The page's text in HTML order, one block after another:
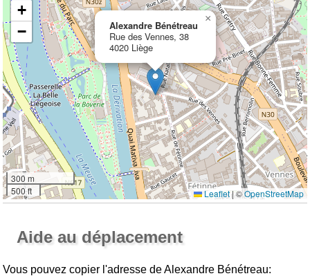
Alexandre Bénétreau
Rue des Vennes, 38
4020 Liège
×
+
−
300 m
500 ft
Leaflet|©OpenStreetMap
Aide au déplacement
Vous pouvez copier l'adresse de Alexandre Bénétreau: